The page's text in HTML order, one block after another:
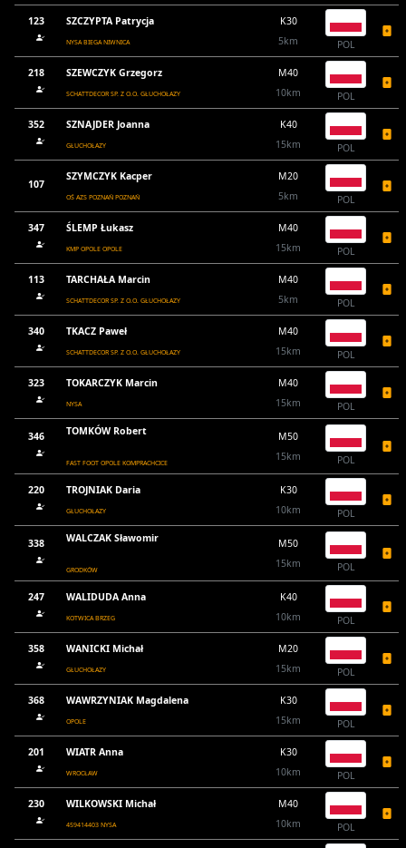
123 SZCZYPTA Patrycja
NYSA BIEGA NIWNICA
K30
5km
POL
218 SZEWCZYK Grzegorz
SCHATTDECOR SP. Z O.O. GŁUCHOŁAZY
M40
10km
POL
352 SZNAJDER Joanna
GŁUCHOŁAZY
K40
15km
POL
107
SZYMCZYK Kacper
OŚ AZS POZNAŃ POZNAŃ
M20
5km
POL
347 ŚLEMP Łukasz
KMP OPOLE OPOLE
M40
15km
POL
113 TARCHAŁA Marcin
SCHATTDECOR SP. Z O.O. GŁUCHOŁAZY
M40
5km
POL
340 TKACZ Paweł
SCHATTDECOR SP. Z O.O. GŁUCHOŁAZY
M40
15km
POL
323 TOKARCZYK Marcin
NYSA
M40
15km
POL
346 TOMKÓW Robert
FAST FOOT OPOLE KOMPRACHCICE
M50
15km
POL
220 TROJNIAK Daria
GŁUCHOŁAZY
K30
10km
POL
338 WALCZAK Sławomir
GRODKÓW
M50
15km
POL
247 WALIDUDA Anna
KOTWICA BRZEG
K40
10km
POL
358 WANICKI Michał
GŁUCHOŁAZY
M20
15km
POL
368 WAWRZYNIAK Magdalena
OPOLE
K30
15km
POL
201 WIATR Anna
WROCŁAW
K30
10km
POL
230 WILKOWSKI Michał
459414403 NYSA
M40
10km
POL